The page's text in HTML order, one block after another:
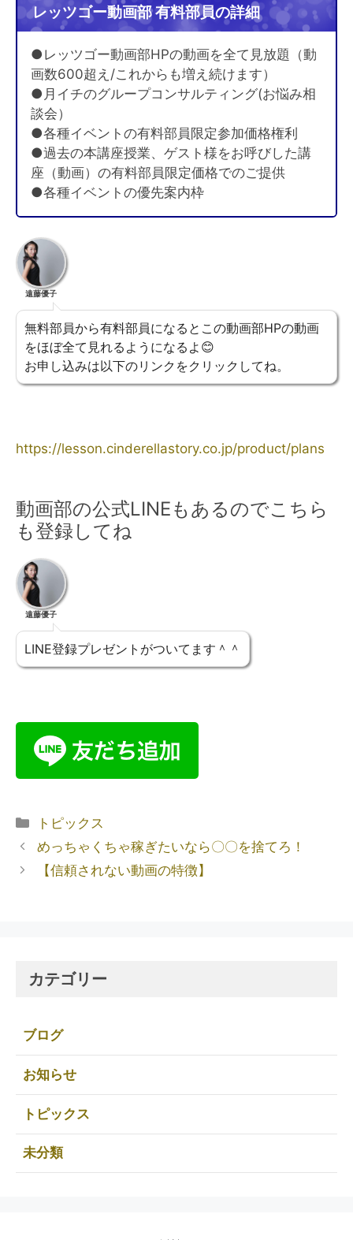
レッツゴー動画部 有料部員の詳細
●レッツゴー動画部HPの動画を全て見放題（動
画数600超え/これからも増え続けます）
●月イチのグループコンサルティング(お悩み相
談会）
●各種イベントの有料部員限定参加価格権利
●過去の本講座授業、ゲスト様をお呼びした講
座（動画）の有料部員限定価格でのご提供
●各種イベントの優先案内枠
遠藤優子
無料部員から有料部員になるとこの動画部HPの動画
をほぼ全て見れるようになるよ😊
お申し込みは以下のリンクをクリックしてね。
https://lesson.cinderellastory.co.jp/product/plans
動画部の公式LINEもあるのでこちら
も登録してね
遠藤優子
LINE登録プレゼントがついてます＾＾
トピックス
めっちゃくちゃ稼ぎたいなら〇〇を捨てろ！
【信頼されない動画の特徴】
カテゴリー
ブログ
お知らせ
トピックス
未分類